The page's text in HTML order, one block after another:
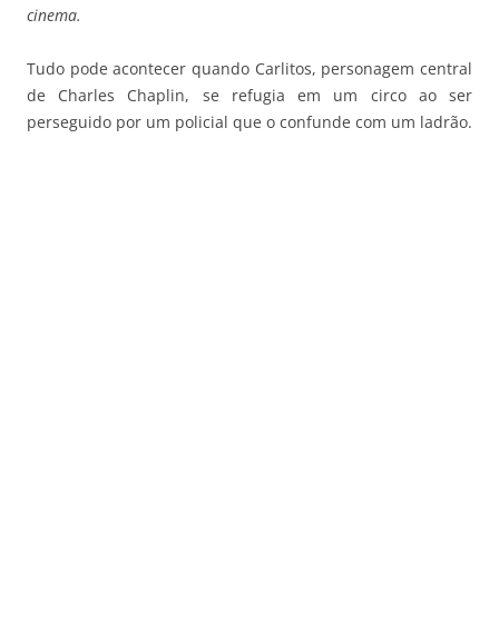
cinema.
Tudo pode acontecer quando Carlitos, personagem central
de Charles Chaplin, se refugia em um circo ao ser
perseguido por um policial que o confunde com um ladrão.